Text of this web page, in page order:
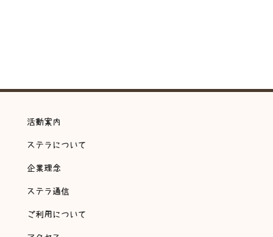
活動案内
ステラについて
企業理念
ステラ通信
ご利用について